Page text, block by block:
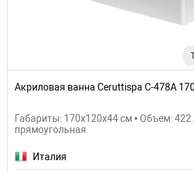
Акриловая ванна Ceruttispa C-478A
Габариты: 170x120x44 см • Объем: 422
прямоугольная
Италия